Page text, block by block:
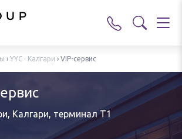
› YYC · Калгари › VIP-сервис
Калгари, терминал T1